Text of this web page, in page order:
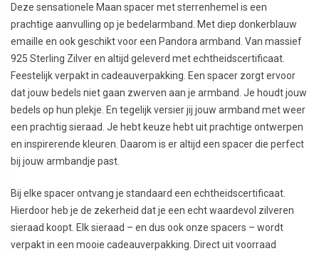
Deze sensationele Maan spacer met sterrenhemel is een
prachtige aanvulling op je bedelarmband. Met diep donkerblauw
emaille en ook geschikt voor een Pandora armband. Van massief
925 Sterling Zilver en altijd geleverd met echtheidscertificaat.
Feestelijk verpakt in cadeauverpakking. Een spacer zorgt ervoor
dat jouw bedels niet gaan zwerven aan je armband. Je houdt jouw
bedels op hun plekje. En tegelijk versier jij jouw armband met weer
een prachtig sieraad. Je hebt keuze hebt uit prachtige ontwerpen
en inspirerende kleuren. Daarom is er altijd een spacer die perfect
bij jouw armbandje past.
Bij elke spacer ontvang je standaard een echtheidscertificaat.
Hierdoor heb je de zekerheid dat je een echt waardevol zilveren
sieraad koopt. Elk sieraad – en dus ook onze spacers – wordt
verpakt in een mooie cadeauverpakking. Direct uit voorraad